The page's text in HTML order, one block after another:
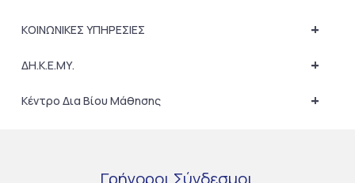
+
ΚΟΙΝΩΝΙΚΕΣ ΥΠΗΡΕΣΙΕΣ
+
ΔΗ.Κ.Ε.ΜΥ.
+
Κέντρο Δια Βίου Μάθησης
Γρήγοροι Σύνδεσμοι